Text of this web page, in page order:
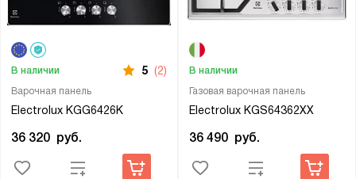
Варочная панель
Electrolux KGG6426K
В наличии 5 (2)
36 320 руб.
Газовая варочная панель
Electrolux KGS64362XX
В наличии
36 490 руб.